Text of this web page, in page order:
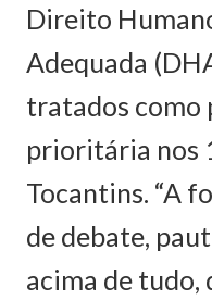
Direito
Adequada
tratados como
prioritária nos
Tocantins. “A
de debate,
acima de tudo,